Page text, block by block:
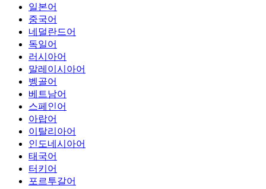
일본어
중국어
네덜란드어
독일어
러시아어
말레이시아어
벵골어
베트남어
스페인어
아랍어
이탈리아어
인도네시아어
태국어
터키어
포르투갈어